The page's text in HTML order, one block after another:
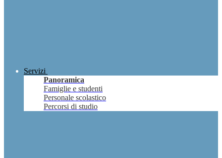
Servizi
Panoramica
Famiglie e studenti
Personale scolastico
Percorsi di studio